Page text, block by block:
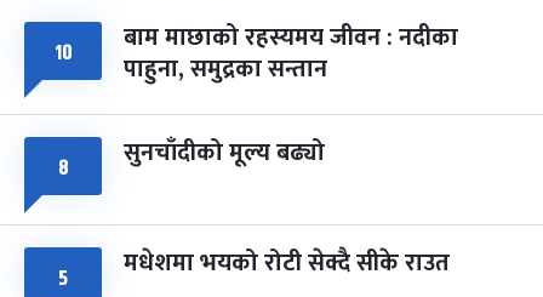
८ फागुपूर्णिमा
चैत्र ८, २०८३-Mar 22, 2027
७ महिना बाँकी
१० बाम माछाको रहस्यमय जीवन : नदीका
पाहुना, समुद्रका सन्तान
८ सुनचाँदीको मूल्य बढ्यो
५ मधेशमा भयको रोटी सेक्दै सीके राउत